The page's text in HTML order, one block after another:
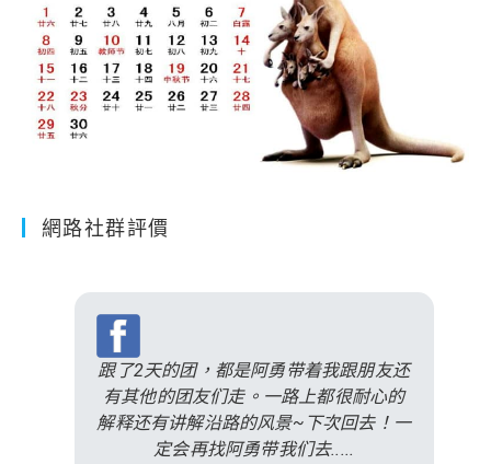
網路社群評價
跟了2天的团，都是阿勇带着我跟朋友还
有其他的团友们走。一路上都很耐心的
解释还有讲解沿路的风景~下次回去！一
定会再找阿勇带我们去.....